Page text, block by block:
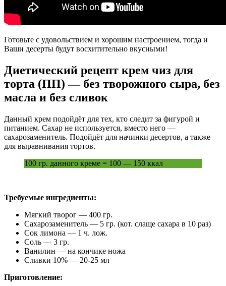
Готовьте с удовольствием и хорошим настроением, тогда и
Ваши десерты будут восхитительно вкусными!
Диетический рецепт крем чиз для
торта (ПП) — без творожного сыра, без
масла и без сливок
Данный крем подойдёт для тех, кто следит за фигурой и
питанием. Сахар не используется, вместо него —
сахарозаменитель. Подойдёт для начинки десертов, а также
для выравнивания тортов.
100 гр. данного креме = 100 — 150 ккал
Требуемые ингредиенты:
Мягкий творог — 400 гр.
Сахарозаменитель — 5 гр. (кот. слаще сахара в 10 раз)
Сок лимона — 1 ч. лож.
Соль — 3 гр.
Ванилин — на кончике ножа
Сливки 10% — 20-25 мл
Приготовление: